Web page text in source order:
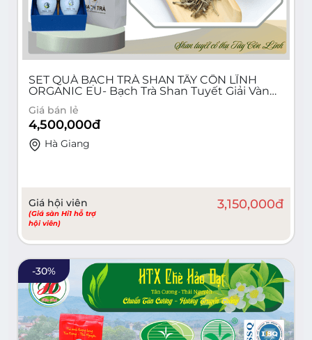
SET QUÀ BẠCH TRÀ SHAN TÂY CÔN LĨNH
ORGANIC EU- Bạch Trà Shan Tuyết Giải Vàng
Quốc Tế 2024
Giá bán lẻ
4,500,000đ
Hà Giang
Giá hội viên
(Giá sàn Hi1 hỗ trợ
hội viên)
3,150,000đ
-30%